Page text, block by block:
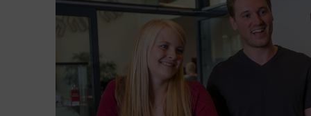
(z. B. ISO 11088) sowie
Dokumentations- und
Haftungspflichten berücksichtigen.
das Bindungseinstellprüfgerät
bedienen und Auslösewerte
kontrollieren.
Kund_innen im Verkaufs- und